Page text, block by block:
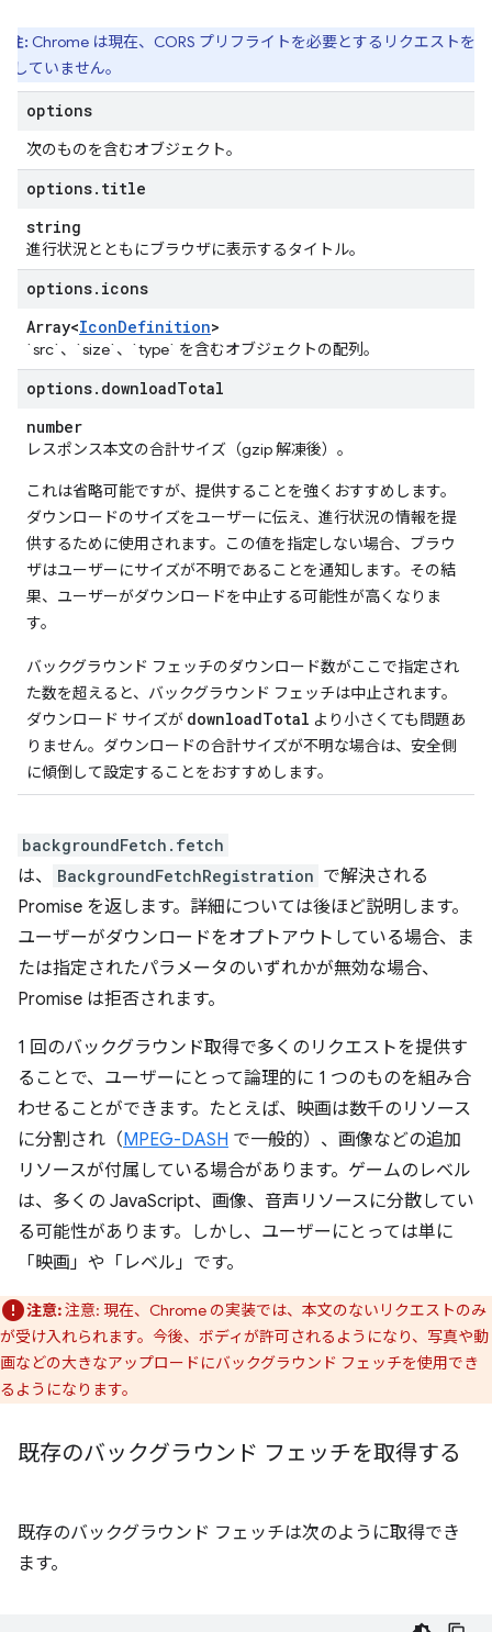
注: Chrome は現在、CORS プリフライトを必要とするリクエストを
していません。
options
次のものを含むオブジェクト。
options. title
string
進行状況とともにブラウザに表示するタイトル。
options. icons
Array<IconDefinition>
`src`、`size`、`type` を含むオブジェクトの配列。
options. downloadTotal
number
レスポンス本文の合計サイズ（gzip 解凍後）。
これは省略可能ですが、提供することを強くおすすめします。
ダウンロードのサイズをユーザーに伝え、進行状況の情報を提
供するために使用されます。この値を指定しない場合、ブラウ
ザはユーザーにサイズが不明であることを通知します。その結
果、ユーザーがダウンロードを中止する可能性が高くなりま
す。
バックグラウンド フェッチのダウンロード数がここで指定され
た数を超えると、バックグラウンド フェッチは中止されます。
ダウンロード サイズが downloadTotal より小さくても問題あ
りません。ダウンロードの合計サイズが不明な場合は、安全側
に傾倒して設定することをおすすめします。
backgroundFetch.fetch
は、 BackgroundFetchRegistration で解決される
Promise を返します。詳細については後ほど説明します。
ユーザーがダウンロードをオプトアウトしている場合、ま
たは指定されたパラメータのいずれかが無効な場合、
Promise は拒否されます。
1 回のバックグラウンド取得で多くのリクエストを提供す
ることで、ユーザーにとって論理的に 1 つのものを組み合
わせることができます。たとえば、映画は数千のリソース
に分割され（MPEG-DASH で一般的）、画像などの追加
リソースが付属している場合があります。ゲームのレベル
は、多くの JavaScript、画像、音声リソースに分散してい
る可能性があります。しかし、ユーザーにとっては単に
「映画」や「レベル」です。
注意:注意: 現在、Chrome の実装では、本文のないリクエストのみ
が受け入れられます。今後、ボディが許可されるようになり、写真や動
画などの大きなアップロードにバックグラウンド フェッチを使用でき
るようになります。
既存のバックグラウンド フェッチを取得する
既存のバックグラウンド フェッチは次のように取得でき
ます。